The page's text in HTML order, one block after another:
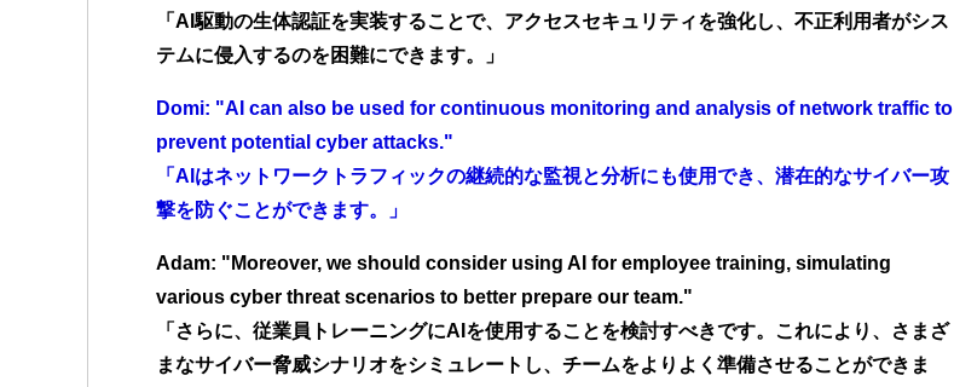
「AI駆動の生体認証を実装することで、アクセスセキュリティを強化し、不正利用者がシス
テムに侵入するのを困難にできます。」
Domi: "AI can also be used for continuous monitoring and analysis of network traffic to
prevent potential cyber attacks."
「AIはネットワークトラフィックの継続的な監視と分析にも使用でき、潜在的なサイバー攻
撃を防ぐことができます。」
Adam: "Moreover, we should consider using AI for employee training, simulating
various cyber threat scenarios to better prepare our team."
「さらに、従業員トレーニングにAIを使用することを検討すべきです。これにより、さまざ
まなサイバー脅威シナリオをシミュレートし、チームをよりよく準備させることができま